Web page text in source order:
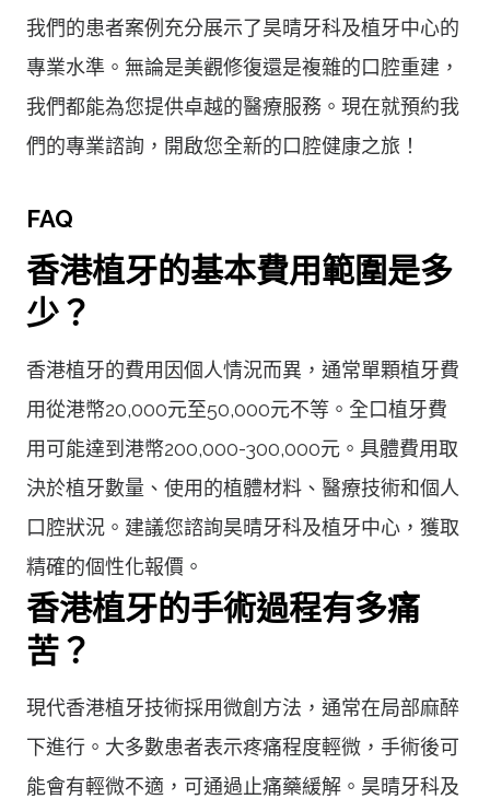
我們的患者案例充分展示了昊晴牙科及植牙中心的
專業水準。無論是美觀修復還是複雜的口腔重建，
我們都能為您提供卓越的醫療服務。現在就預約我
們的專業諮詢，開啟您全新的口腔健康之旅！
FAQ
香港植牙的基本費用範圍是多
少？
香港植牙的費用因個人情況而異，通常單顆植牙費
用從港幣20,000元至50,000元不等。全口植牙費
用可能達到港幣200,000-300,000元。具體費用取
決於植牙數量、使用的植體材料、醫療技術和個人
口腔狀況。建議您諮詢昊晴牙科及植牙中心，獲取
精確的個性化報價。
香港植牙的手術過程有多痛
苦？
現代香港植牙技術採用微創方法，通常在局部麻醉
下進行。大多數患者表示疼痛程度輕微，手術後可
能會有輕微不適，可通過止痛藥緩解。昊晴牙科及